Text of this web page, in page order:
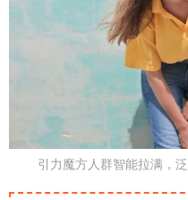
引力魔方人群智能拉满，